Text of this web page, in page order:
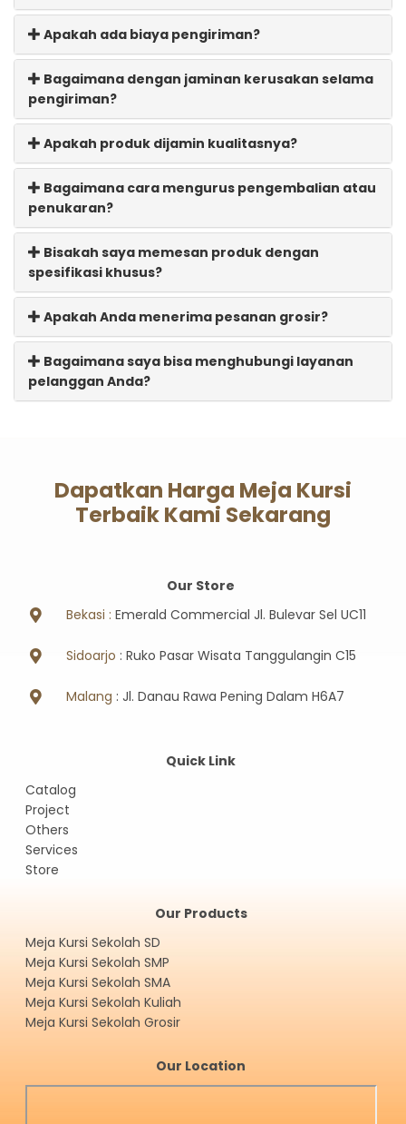
Apakah ada biaya pengiriman?
Bagaimana dengan jaminan kerusakan selama
pengiriman?
Apakah produk dijamin kualitasnya?
Bagaimana cara mengurus pengembalian atau
penukaran?
Bisakah saya memesan produk dengan
spesifikasi khusus?
Apakah Anda menerima pesanan grosir?
Bagaimana saya bisa menghubungi layanan
pelanggan Anda?
Dapatkan Harga Meja Kursi
Terbaik Kami Sekarang
Our Store
Bekasi : Emerald Commercial Jl. Bulevar Sel UC11
Sidoarjo : Ruko Pasar Wisata Tanggulangin C15
Malang : Jl. Danau Rawa Pening Dalam H6A7
Quick Link
Catalog
Project
Others
Services
Store
Our Products
Meja Kursi Sekolah SD
Meja Kursi Sekolah SMP
Meja Kursi Sekolah SMA
Meja Kursi Sekolah Kuliah
Meja Kursi Sekolah Grosir
Our Location